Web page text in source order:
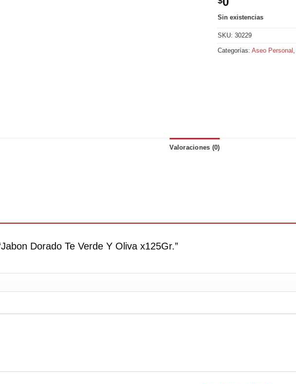
Sin existencias
SKU:30229
Categorías:Aseo Personal
Valoraciones (0)
Dorado Te Verde Y Oliva x125Gr.”